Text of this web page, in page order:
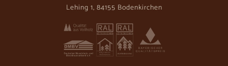
Lehing 1, 84155 Bodenkirchen